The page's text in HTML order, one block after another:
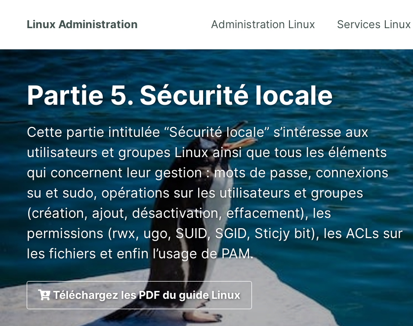
Linux Administration Administration Linux Services Linux
Partie 5. Sécurité locale
Cette partie intitulée “Sécurité locale” s’intéresse aux
utilisateurs et groupes Linux ainsi que tous les éléments
qui concernent leur gestion : mots de passe, connexions
su et sudo, opérations sur les utilisateurs et groupes
(création, ajout, désactivation, effacement), les
permissions (rwx, ugo, SUID, SGID, Sticjy bit), les ACLs sur
les fichiers et enfin l’usage de PAM.
Téléchargez les PDF du guide Linux